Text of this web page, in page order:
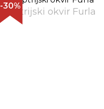
-30%
Dioptrijski okvir Furla